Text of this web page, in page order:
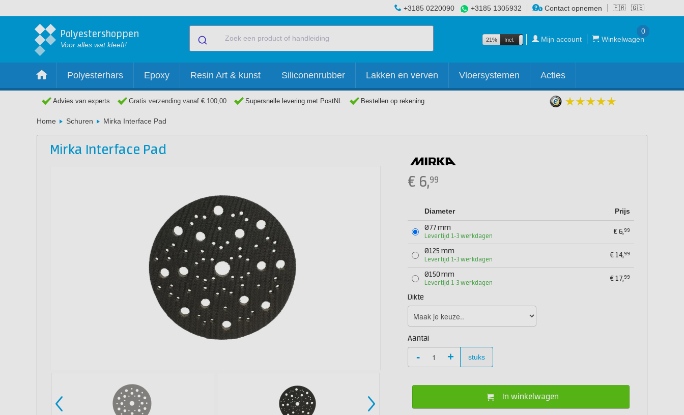
🇫🇷 🇬🇧
+3185 0220090 +3185 1305932 Contact opnemen
Polyestershoppen
Voor alles wat kleeft!
21% Incl. Excl. Mijn account Winkelwagen
0
Polyesterhars Epoxy Resin Art & kunst Siliconenrubber Lakken en verven Vloersystemen Acties
Advies van experts Gratis verzending vanaf € 100,00 Supersnelle levering met PostNL Bestellen op rekening
Home Schuren Mirka Interface Pad
Mirka Interface Pad
€ 6,99
Diameter Prijs
Ø77 mm
Levertijd 1-3 werkdagen
€6,99
Ø125 mm
Levertijd 1-3 werkdagen
€14,99
Ø150 mm
Levertijd 1-3 werkdagen
€17,99
Dikte
Aantal
- + stuks
In winkelwagen